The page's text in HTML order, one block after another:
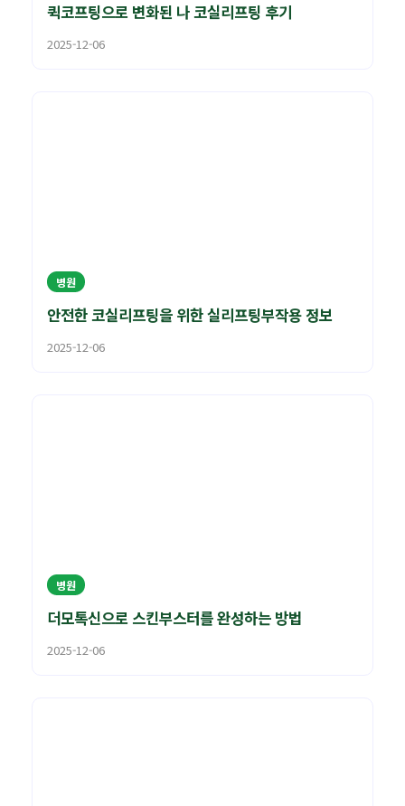
퀵코프팅으로 변화된 나 코실리프팅 후기
2025-12-06
병원
안전한 코실리프팅을 위한 실리프팅부작용 정보
2025-12-06
병원
더모톡신으로 스킨부스터를 완성하는 방법
2025-12-06